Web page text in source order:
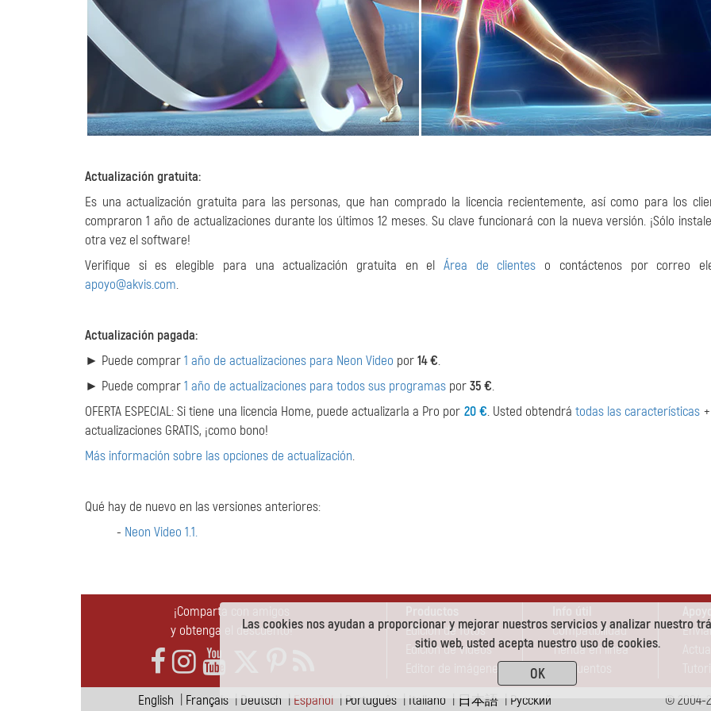
Las cookies nos ayudan a proporcionar y mejorar nuestros servicios y analizar nuestro
sitio web, usted acepta nuestro uso de cookies.
OK
Actualización gratuita:
Es una actualización gratuita para las personas, que han comprado la licencia recientemente, así como para los
compraron 1 año de actualizaciones durante los últimos 12 meses. Su clave funcionará con la nueva versión. ¡Sólo
otra vez el software!
Verifique si es elegible para una actualización gratuita en elÁrea de clientes o contáctenos por correo
apoyo@akvis.com.
Actualización pagada:
► Puede comprar1 año de actualizaciones para Neon Video por14 €.
► Puede comprar1 año de actualizaciones para todos sus programas por35 €.
OFERTA ESPECIAL: Si tiene una licencia Home, puede actualizarla a Pro por 20 €. Usted obtendrátodas las características
actualizaciones GRATIS, ¡como bono!
Más información sobre las opciones de actualización.
Qué hay de nuevo en las versiones anteriores:
- Neon Video 1.1.
¡Comparta con amigos
y obtenga el descuento!
Edición de fotos
Edición de vídeos
Editor de imágenes
Compatibilidad
Tienda en línea
Descuentos
English Français | Deutsch | Español | Português | Italiano | 日本語 | Pусский © 2004-